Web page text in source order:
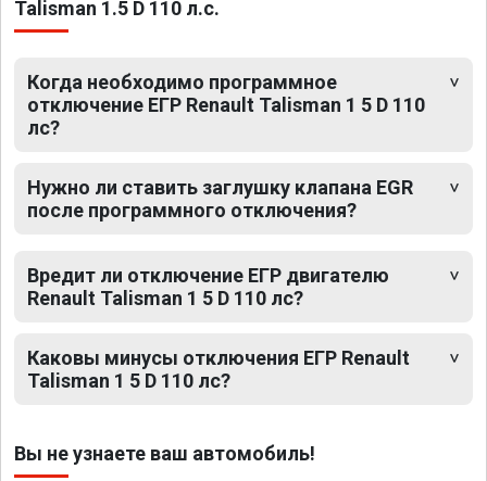
Talisman 1.5 D 110 л.с.
Когда необходимо программное
отключение ЕГР Renault Talisman 1 5 D 110
лс?
Нужно ли ставить заглушку клапана EGR
после программного отключения?
Вредит ли отключение ЕГР двигателю
Renault Talisman 1 5 D 110 лс?
Каковы минусы отключения ЕГР Renault
Talisman 1 5 D 110 лс?
Вы не узнаете ваш автомобиль!